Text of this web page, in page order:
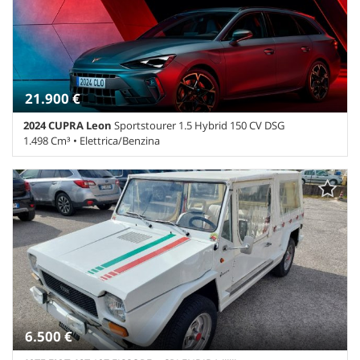
parcheggio assistito • USB • Vetri oscurati • Volante in pelle •
Volante multifunzione
21.900 €
2024 CUPRA Leon Sportstourer 1.5 Hybrid 150 CV DSG
1.498 Cm³ • Elettrica/Benzina
61.000 Km • Cambio Sequenziale (7) • Bianco pastello • 5 Porte •
ABS • Airbag • Airbag laterali • Airbag Passeggero • Airbag testa •
Alzacristalli elettrici • Autoradio • Cerchi in lega • Controllo
trazione • ESP • Fari LED • Fendinebbia • Frenata d'emergenza
assistita • Sensore di luce • Sensore di pioggia • Specchietti laterali
elettrici
6.500 €